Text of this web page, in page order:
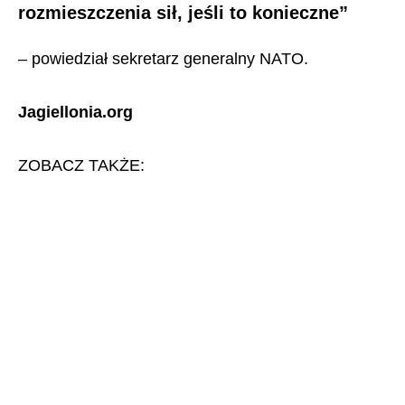
rozmieszczenia sił, jeśli to konieczne”
– powiedział sekretarz generalny NATO.
Jagiellonia.org
ZOBACZ TAKŻE: